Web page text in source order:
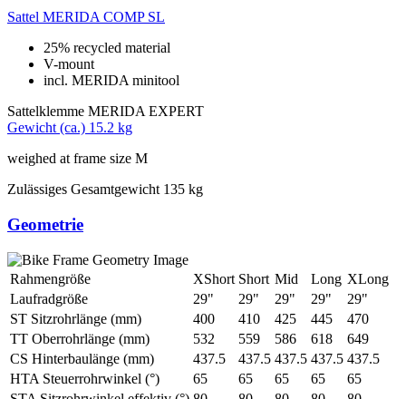
Sattel MERIDA COMP SL
25% recycled material
V-mount
incl. MERIDA minitool
Sattelklemme MERIDA EXPERT
Gewicht (ca.) 15.2 kg
weighed at frame size M
Zulässiges Gesamtgewicht 135 kg
Geometrie
Rahmengröße XShort Short Mid Long XLong
Laufradgröße
29" 29" 29" 29"
29"
ST Sitzrohrlänge (mm)
400 410 425 445
470
TT Oberrohrlänge (mm)
532 559 586 618
649
CS Hinterbaulänge (mm)
437.5 437.5 437.5 437.5 437.5
HTA Steuerrohrwinkel (°)
65 65 65 65
65